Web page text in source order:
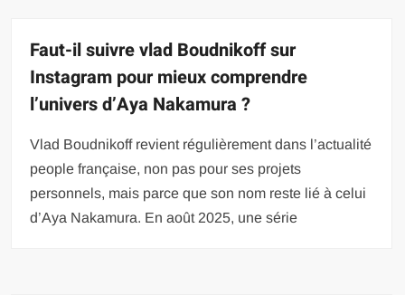
Faut-il suivre vlad Boudnikoff sur
Instagram pour mieux comprendre
l’univers d’Aya Nakamura ?
Vlad Boudnikoff revient régulièrement dans l’actualité
people française, non pas pour ses projets
personnels, mais parce que son nom reste lié à celui
d’Aya Nakamura. En août 2025, une série